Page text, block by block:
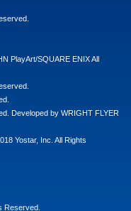
PlayArt/SQUARE ENIX All
Developed by WRIGHT FLYER
Yostar, Inc. All Rights
Reserved.